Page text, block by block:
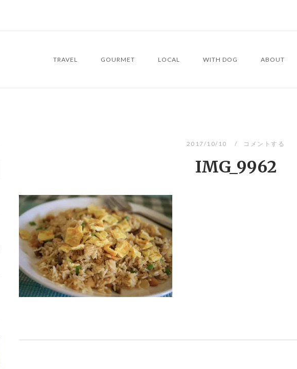
TRAVEL GOURMET LOCAL WITH DOG ABOUT
2017/10/10 コメントする
IMG_9962